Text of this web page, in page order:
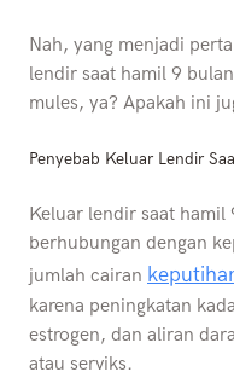
Nah, yang menjadi
lendir saat hamil 9
mules, ya? Apakah ini
Penyebab Keluar Lendir
Keluar lendir saat hamil
berhubungan dengan
jumlah cairan
karena peningkatan
estrogen, dan aliran
atau serviks.